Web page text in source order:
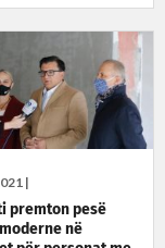
|
premton pesë
në